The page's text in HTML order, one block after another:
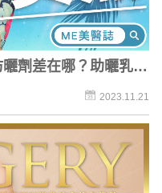
劑差在哪？助曬乳、
2023.11.21